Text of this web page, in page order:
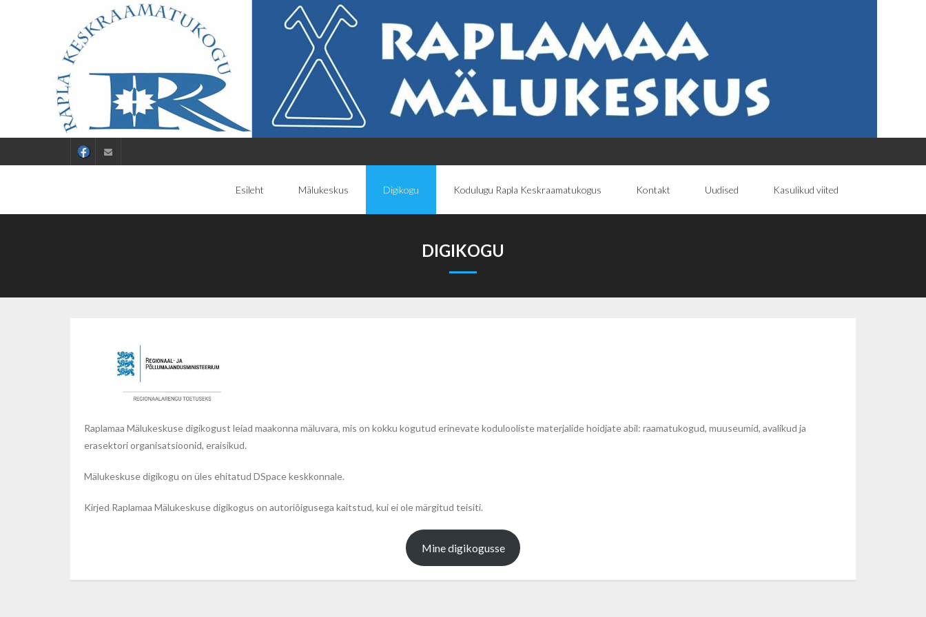
Esileht Mälukeskus Digikogu Kodulugu Rapla Keskraamatukogus Kontakt Uudised Kasulikud viited
DIGIKOGU
Raplamaa Mälukeskuse digikogust leiad maakonna mäluvara, mis on kokku kogutud erinevate kodulooliste materjalide hoidjate abil: raamatukogud, muuseumid, avalikud ja
erasektori organisatsioonid, eraisikud.
Mälukeskuse digikogu on üles ehitatud DSpace keskkonnale.
Kirjed Raplamaa Mälukeskuse digikogus on autoriõigusega kaitstud, kui ei ole märgitud teisiti.
Mine digikogusse